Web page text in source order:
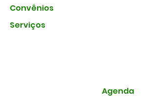
Convênios
Serviços
Agenda